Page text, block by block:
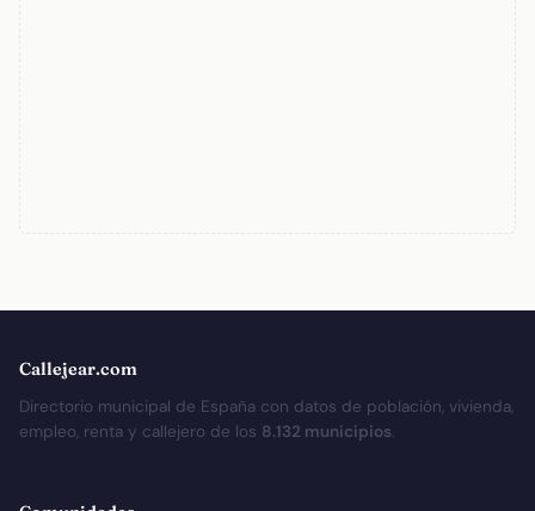
Callejear.com
Directorio municipal de España con datos de población, vivienda,
empleo, renta y callejero de los 8.132 municipios.